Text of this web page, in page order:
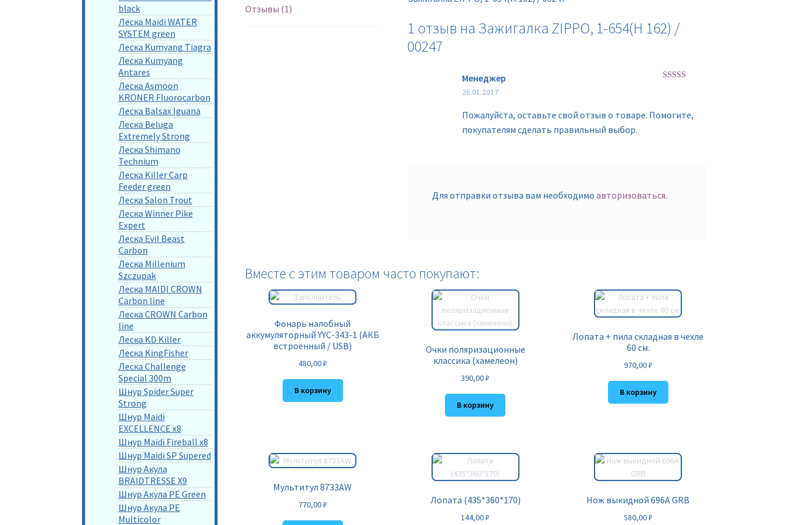
Отзывы (1)
1 отзыв на Зажигалка ZIPPO, 1-654(Н 162) /
00247
Менеджер
26.01.2017
Пожалуйста, оставьте свой отзыв о товаре. Помогите,
покупателям сделать правильный выбор.
Для отправки отзыва вам необходимоавторизоваться.
Вместе с этим товаром часто покупают:
Фонарь налобный
аккумуляторный YYC-343-1 (АКБ
встроенный / USB)
480,00₽
В корзину
Очки поляризационные
классика (хамелеон)
390,00₽
В корзину
Лопата + пила складная в чехле
60 см.
970,00₽
В корзину
Мультитул 8733AW
770,00₽ Лопата (435*360*170)
144,00₽
Нож выкидной 696A GRB
580,00₽
black
Леска Maidi WATER
SYSTEM green
Леска Kumyang Tiagra
Леска Kumyang
Antares
Леска Asmoon
KRONER Fluorocarbon
Леска Balsax Iguana
Леска Beluga
Extremely Strong
Леска Shimano
Technium
Леска Killer Carp
Feeder green
Леска Salon Trout
Леска Winner Pike
Expert
Леска Evil Beast
Carbon
Леска Millenium
Szczupak
Леска MAIDI CROWN
Carbon line
Леска CROWN Carbon
line
Леска KD Killer
Леска KingFisher
Леска Challenge
Special 300m
Шнур Spider Super
Strong
Шнур Maidi
EXCELLENCE x8
Шнур Maidi Fireball x8
Шнур Maidi SP Supered
Шнур Акула
BRAIDTRESSE X9
Шнур Акула PE Green
Шнур Акула PE
Multicolor